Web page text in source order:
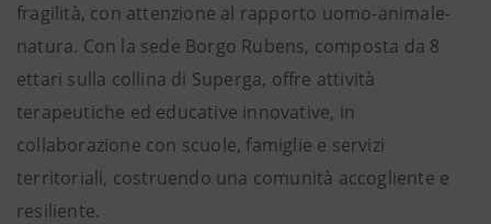
fragilità, con attenzione al rapporto uomo-animale-
natura. Con la sede Borgo Rubens, composta da 8
ettari sulla collina di Superga, offre attività
terapeutiche ed educative innovative, in
collaborazione con scuole, famiglie e servizi
territoriali, costruendo una comunità accogliente e
resiliente.